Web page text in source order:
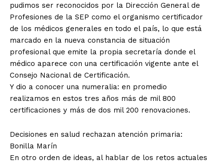
pudimos ser reconocidos por la Dirección General de
Profesiones de la SEP como el organismo certificador
de los médicos generales en todo el país, lo que está
marcado en la nueva constancia de situación
profesional que emite la propia secretaría donde el
médico aparece con una certificación vigente ante el
Consejo Nacional de Certificación.
Y dio a conocer una numeralia: en promedio
realizamos en estos tres años más de mil 800
certificaciones y más de dos mil 200 renovaciones.
Decisiones en salud rechazan atención primaria:
Bonilla Marín
En otro orden de ideas, al hablar de los retos actuales